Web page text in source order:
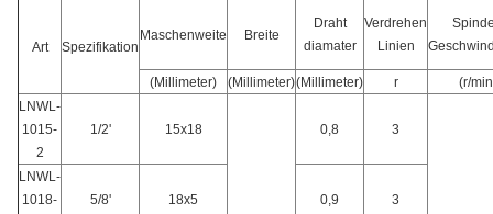
Art Spezifikation
Maschenweite Breite
Draht
diamater
Verdrehen
Linien
(Millimeter) (Millimeter)(Millimeter) r
(r/
LNWL-
1015-
2
1/2' 15x18 0,8 3
LNWL-
1018-
5/8' 18x5 0,9 3